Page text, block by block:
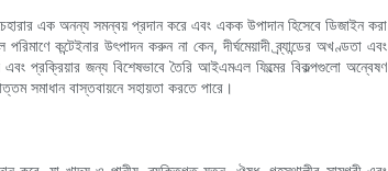
এক অনন্য সমন্বয় প্রদান করে এবং একক উপাদান হিসেবে ডিজাইন করা
কন্টেইনার উৎপাদন করুন না কেন, দীর্ঘমেয়াদী ব্র্যান্ডের অখণ্ডতা এবং
জন্য বিশেষভাবে তৈরি আইএমএল ফিল্মের বিকল্পগুলো অন্বেষণ
সমাধান বাস্তবায়নে সহায়তা করতে পারে।